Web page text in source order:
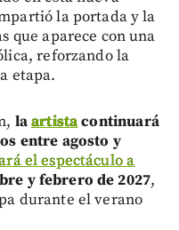
la portada y la
que aparece con una
reforzando la
etapa.
laartistacontinuará
entre agosto y
el espectáculo a
y febrero de 2027,
durante el verano